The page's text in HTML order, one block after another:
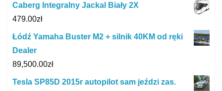
Caberg Integralny Jackal Biały 2X
479.00zł
Łódź Yamaha Buster M2 + silnik 40KM od ręki
Dealer
89,500.00zł
Tesla SP85D 2015r autopilot sam jeździ zas.